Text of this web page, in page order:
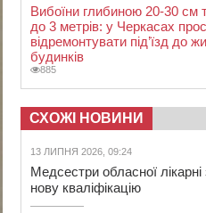
Вибоїни глибиною 20-30 см
до 3 метрів: у Черкасах
відремонтувати під’їзд до
будинків
885
СХОЖІ НОВИНИ
13 ЛИПНЯ 2026, 09:24
Медсестри обласної
нову кваліфікацію